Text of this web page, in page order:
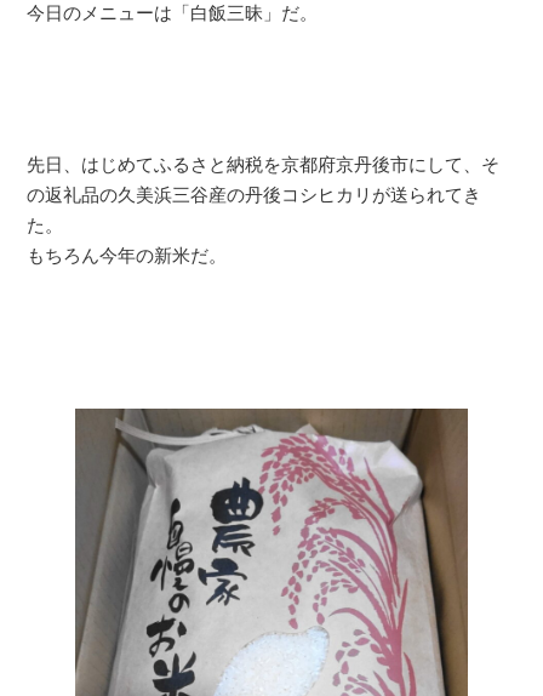
今日のメニューは「白飯三昧」だ。
先日、はじめてふるさと納税を京都府京丹後市にして、そ
の返礼品の久美浜三谷産の丹後コシヒカリが送られてき
た。
もちろん今年の新米だ。